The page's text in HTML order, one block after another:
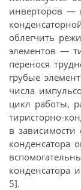
инверторов —
облегчить
элементов —
перенося
грубые
числа
цикл работы,
тиристорно-
в зависимости
конденсатора
конденсатора
5].